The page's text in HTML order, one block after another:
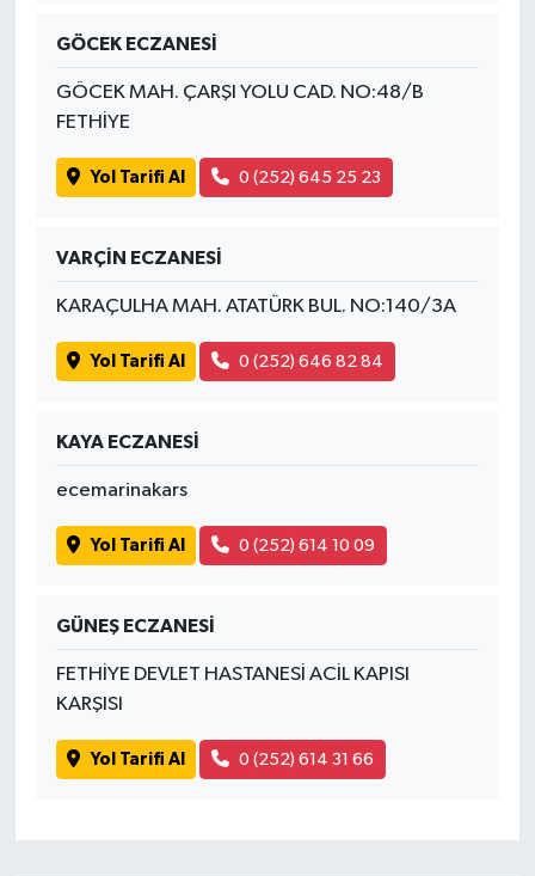
GÖCEK ECZANESİ
GÖCEK MAH. ÇARŞI YOLU CAD. NO:48/B
FETHİYE
Yol Tarifi Al 0 (252) 645 25 23
VARÇİN ECZANESİ
KARAÇULHA MAH. ATATÜRK BUL. NO:140/3A
Yol Tarifi Al 0 (252) 646 82 84
KAYA ECZANESİ
ecemarinakars
Yol Tarifi Al 0 (252) 614 10 09
GÜNEŞ ECZANESİ
FETHİYE DEVLET HASTANESİ ACİL KAPISI
KARŞISI
Yol Tarifi Al 0 (252) 614 31 66